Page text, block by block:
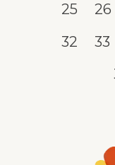
25
26
32
33